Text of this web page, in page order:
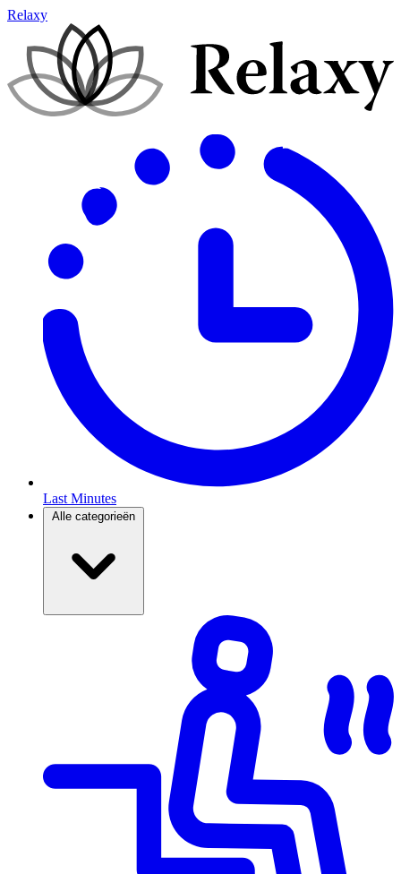
Relaxy
Last Minutes
Alle categorieën